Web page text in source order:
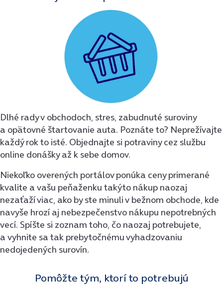
Dlhé rady v obchodoch, stres, zabudnuté suroviny
a opätovné štartovanie auta. Poznáte to? Neprežívajte
každý rok to isté. Objednajte si potraviny cez službu
online donášky až k sebe domov.
Niekoľko overených portálov ponúka ceny primerané
kvalite a vašu peňaženku takýto nákup naozaj
nezaťaží viac, ako by ste minuli v bežnom obchode, kde
navyše hrozí aj nebezpečenstvo nákupu nepotrebných
vecí. Spíšte si zoznam toho, čo naozaj potrebujete,
a vyhnite sa tak prebytočnému vyhadzovaniu
nedojedených surovín.
Pomôžte tým, ktorí to potrebujú